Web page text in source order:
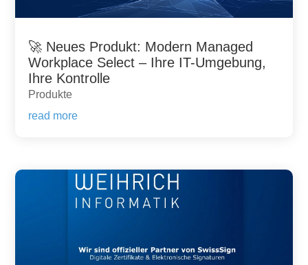
🚀 Neues Produkt: Modern Managed
Workplace Select – Ihre IT-Umgebung,
Ihre Kontrolle
Produkte
read more